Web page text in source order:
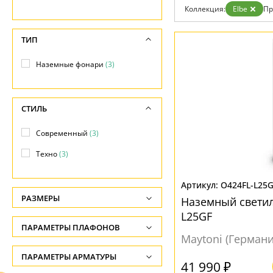
Возврат
Отзывы
Установка
Бренды
Коллекция: Elbe
O424FL-
Наземный
L25GF
Maytoni
41 990 ₽
ТИП
Наземные фонари (3)
СТИЛЬ
Современный (3)
Техно(3)
РАЗМЕРЫ
Высота, см
-
Ширина, см
ПАРАМЕТРЫ ПЛАФОНОВ
НАПРАВЛЕНИЕ
ПАРАМЕТРЫ АРМАТУРЫ